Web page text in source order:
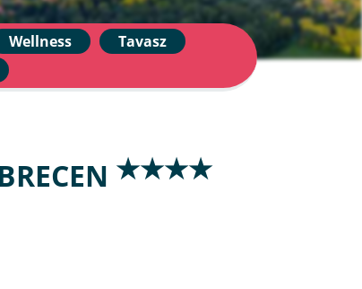
Wellness
Tavasz
★★★★